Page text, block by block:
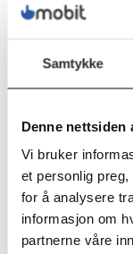
Samtykke
Denne nettsiden
Vi bruker
et personlig
for å analysere
informasjon om
partnerne våre